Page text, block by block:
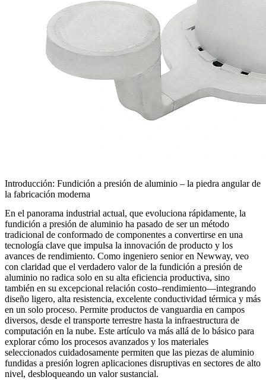
Introducción: Fundición a presión de aluminio – la piedra angular de
la fabricación moderna
En el panorama industrial actual, que evoluciona rápidamente, la
fundición a presión de aluminio ha pasado de ser un método
tradicional de conformado de componentes a convertirse en una
tecnología clave que impulsa la innovación de producto y los
avances de rendimiento. Como ingeniero senior en Newway, veo
con claridad que el verdadero valor de la fundición a presión de
aluminio no radica solo en su alta eficiencia productiva, sino
también en su excepcional relación costo–rendimiento—integrando
diseño ligero, alta resistencia, excelente conductividad térmica y más
en un solo proceso. Permite productos de vanguardia en campos
diversos, desde el transporte terrestre hasta la infraestructura de
computación en la nube. Este artículo va más allá de lo básico para
explorar cómo los procesos avanzados y los materiales
seleccionados cuidadosamente permiten que las piezas de aluminio
fundidas a presión logren aplicaciones disruptivas en sectores de alto
nivel, desbloqueando un valor sustancial.